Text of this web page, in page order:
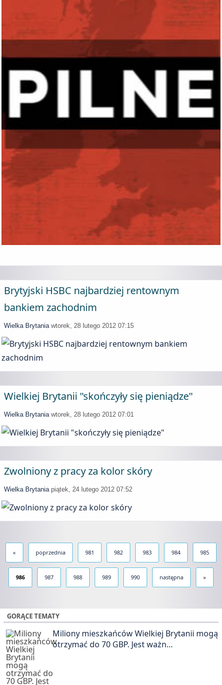
Brytyjski HSBC najbardziej rentownym
bankiem zachodnim
Wielka Brytania wtorek, 28 lutego 2012 07:15
Wielkiej Brytanii "skończyły się pieniądze"
Wielka Brytania wtorek, 28 lutego 2012 07:01
Zwolniony z pracy za kolor skóry
Wielka Brytania piątek, 24 lutego 2012 07:52
« poprzednia 981 982 983 984 985
986 987 988 989 990 następna »
GORĄCE TEMATY
Miliony mieszkańców Wielkiej Brytanii mogą
otrzymać do 70 GBP. Jest ważn…